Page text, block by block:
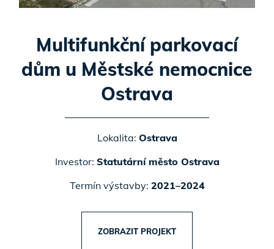
Multifunkční parkovací
dům u Městské nemocnice
Ostrava
Lokalita: Ostrava
Investor: Statutární město Ostrava
Termín výstavby: 2021–2024
ZOBRAZIT PROJEKT